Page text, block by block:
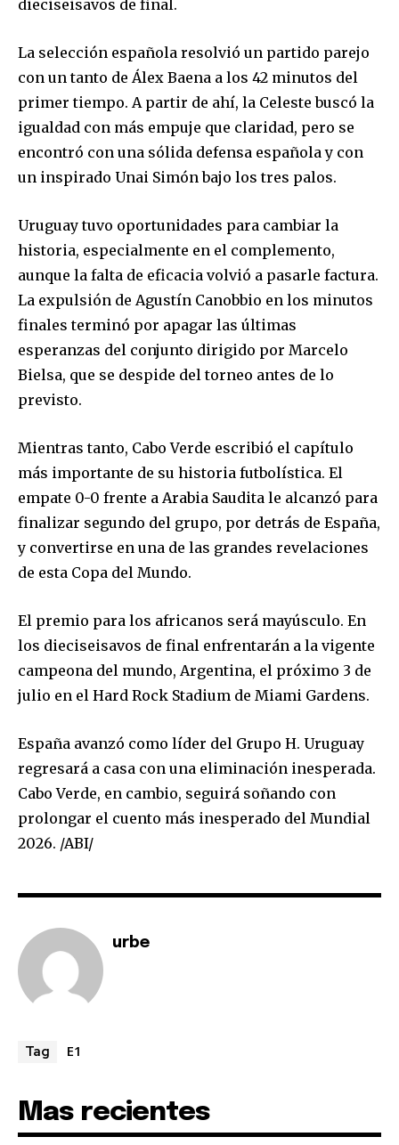
Join our community of
conversation.
To subscribe, simply enter your email address on our website
or click the subscribe button below. Don't worry, we respect
your privacy and won't spam your inbox. Your information is
safe with us.
I've read and accept the
dieciseisavos de final.
La selección española resolvió un partido parejo
con un tanto de Álex Baena a los 42 minutos del
primer tiempo. A partir de ahí, la Celeste buscó la
igualdad con más empuje que claridad, pero se
encontró con una sólida defensa española y con
un inspirado Unai Simón bajo los tres palos.
Uruguay tuvo oportunidades para cambiar la
historia, especialmente en el complemento,
aunque la falta de eficacia volvió a pasarle factura.
La expulsión de Agustín Canobbio en los minutos
finales terminó por apagar las últimas
esperanzas del conjunto dirigido por Marcelo
Bielsa, que se despide del torneo antes de lo
previsto.
Mientras tanto, Cabo Verde escribió el capítulo
más importante de su historia futbolística. El
empate 0-0 frente a Arabia Saudita le alcanzó para
finalizar segundo del grupo, por detrás de España,
y convertirse en una de las grandes revelaciones
de esta Copa del Mundo.
El premio para los africanos será mayúsculo. En
los dieciseisavos de final enfrentarán a la vigente
campeona del mundo, Argentina, el próximo 3 de
julio en el Hard Rock Stadium de Miami Gardens.
España avanzó como líder del Grupo H. Uruguay
regresará a casa con una eliminación inesperada.
Cabo Verde, en cambio, seguirá soñando con
prolongar el cuento más inesperado del Mundial
2026. /ABI/
urbe
Tag E1
Mas recientes